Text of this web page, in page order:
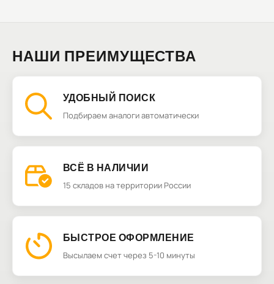
НАШИ ПРЕИМУЩЕСТВА
УДОБНЫЙ ПОИСК
Подбираем аналоги автоматически
ВСЁ В НАЛИЧИИ
15 складов на территории России
БЫСТРОЕ ОФОРМЛЕНИЕ
Высылаем счет через 5-10 минуты